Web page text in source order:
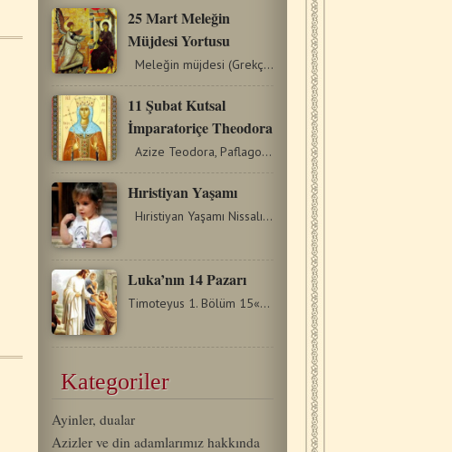
25 Mart Meleğin
Müjdesi Yortusu
Meleğin müjdesi (Grekçe’de Evangelismos) Ortodoks…
11 Şubat Kutsal
İmparatoriçe Theodora
Azize Teodora, Paflagonia bölgesine ait bir köydendi. Ancak,…
Hıristiyan Yaşamı
Hıristiyan Yaşamı Nissalı Grigorius Mesih’te yeni yaratıklarız;…
Luka’nın 14 Pazarı
Timoteyus 1. Bölüm 15«Mesih İsa günahkârları kurtarmak…
Kategoriler
Ayinler, dualar
Azizler ve din adamlarımız hakkında